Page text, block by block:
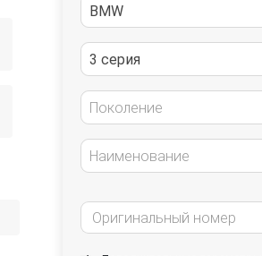
BMW
3 серия
Поколение
Наименование